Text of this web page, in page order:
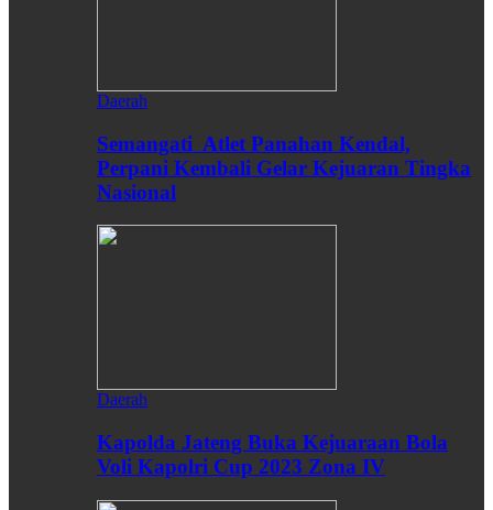
Daerah
Semangati Atlet Panahan Kendal,
Perpani Kembali Gelar Kejuaran Tingka
Nasional
Daerah
Kapolda Jateng Buka Kejuaraan Bola
Voli Kapolri Cup 2023 Zona IV